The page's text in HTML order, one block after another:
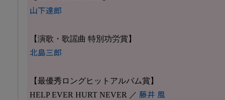
山下達郎
【演歌・歌謡曲 特別功労賞】
北島三郎
【最優秀ロングヒットアルバム賞】
HELP EVER HURT NEVER ／ 藤井 風